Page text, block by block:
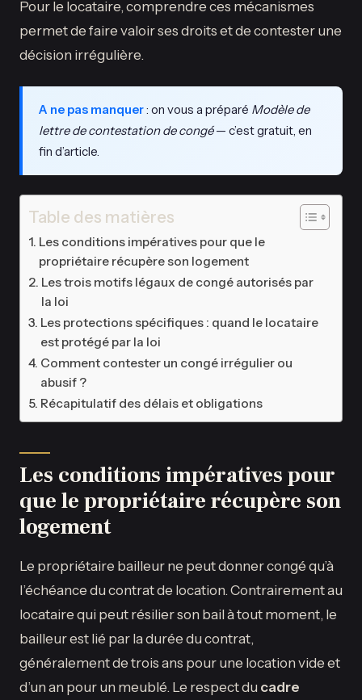
Pour le locataire, comprendre ces mécanismes
permet de faire valoir ses droits et de contester une
décision irrégulière.
A ne pas manquer: on vous a préparé Modèle de
lettre de contestation de congé— c’est gratuit, en
fin d’article.
Table des matières
Les conditions impératives pour que le
propriétaire récupère son logement
Les trois motifs légaux de congé autorisés par
la loi
Les protections spécifiques : quand le locataire
est protégé par la loi
Comment contester un congé irrégulier ou
abusif ?
Récapitulatif des délais et obligations
Les conditions impératives pour
que le propriétaire récupère son
logement
Le propriétaire bailleur ne peut donner congé qu’à
l’échéance du contrat de location. Contrairement au
locataire qui peut résilier son bail à tout moment, le
bailleur est lié par la durée du contrat,
généralement de trois ans pour une location vide et
d’un an pour un meublé. Le respect du cadre